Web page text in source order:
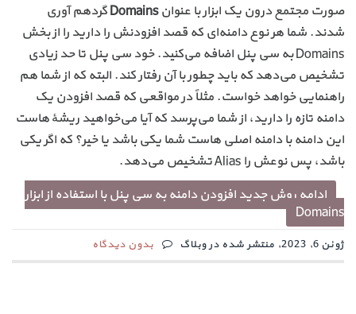
صورت مجتمع درون یک ابزار با عنوانDomainsگردهم آوری
شدند. شما هر نوع دامنه‌ای که قصد افزودنش را دارید را از بخش
Domains به سی پنل اضافه می‌کنید. خود سی پنل تا حد زیادی
تشخیص می‌دهد که باید چطور با آن رفتار کند. البته که از شما هم
راهنمایی خواهد خواست. مثلاً در مواقعی که قصد افزودن یک
دامنه تازه را دارید، از شما می‌پرسد که آیا می‌خواهید ریشهٔ هاست
این دامنه با دامنه اصلی هاست شما یکی باشد یا خیر؟‌ که اگر یکی
باشد، پس نوعش را Alias تشخیص می‌دهد.
ادامه روش جدید افزودن دامنه به سی پنل با استفاده از ابزار
Domains
ژوئن 6, 2023, منتشر شده در وبلاگ بدون دیدگاه